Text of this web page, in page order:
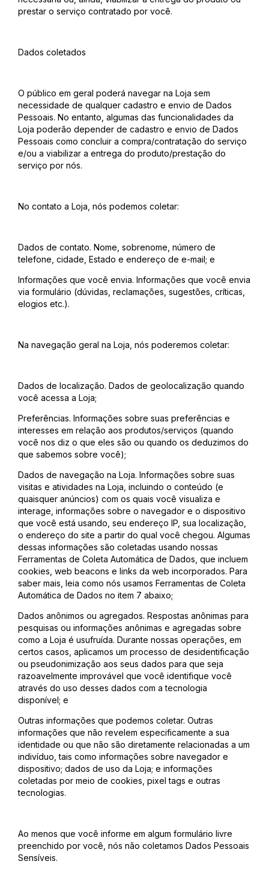
prestar o serviço contratado por você.
Dados coletados
O público em geral poderá navegar na Loja sem
necessidade de qualquer cadastro e envio de Dados
Pessoais. No entanto, algumas das funcionalidades da
Loja poderão depender de cadastro e envio de Dados
Pessoais como concluir a compra/contratação do serviço
e/ou a viabilizar a entrega do produto/prestação do
serviço por nós.
No contato a Loja, nós podemos coletar:
Dados de contato. Nome, sobrenome, número de
telefone, cidade, Estado e endereço de e-mail; e
Informações que você envia. Informações que você envia
via formulário (dúvidas, reclamações, sugestões, críticas,
elogios etc.).
Na navegação geral na Loja, nós poderemos coletar:
Dados de localização. Dados de geolocalização quando
você acessa a Loja;
Preferências. Informações sobre suas preferências e
interesses em relação aos produtos/serviços (quando
você nos diz o que eles são ou quando os deduzimos do
que sabemos sobre você);
Dados de navegação na Loja. Informações sobre suas
visitas e atividades na Loja, incluindo o conteúdo (e
quaisquer anúncios) com os quais você visualiza e
interage, informações sobre o navegador e o dispositivo
que você está usando, seu endereço IP, sua localização,
o endereço do site a partir do qual você chegou. Algumas
dessas informações são coletadas usando nossas
Ferramentas de Coleta Automática de Dados, que incluem
cookies, web beacons e links da web incorporados. Para
saber mais, leia como nós usamos Ferramentas de Coleta
Automática de Dados no item 7 abaixo;
Dados anônimos ou agregados. Respostas anônimas para
pesquisas ou informações anônimas e agregadas sobre
como a Loja é usufruída. Durante nossas operações, em
certos casos, aplicamos um processo de desidentificação
ou pseudonimização aos seus dados para que seja
razoavelmente improvável que você identifique você
através do uso desses dados com a tecnologia
disponível; e
Outras informações que podemos coletar. Outras
informações que não revelem especificamente a sua
identidade ou que não são diretamente relacionadas a um
indivíduo, tais como informações sobre navegador e
dispositivo; dados de uso da Loja; e informações
coletadas por meio de cookies, pixel tags e outras
tecnologias.
Ao menos que você informe em algum formulário livre
preenchido por você, nós não coletamos Dados Pessoais
Sensíveis.